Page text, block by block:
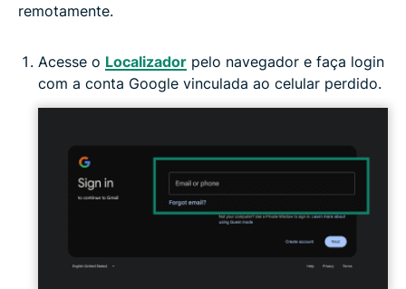
remotamente.
Acesse o Localizador pelo navegador e faça login
com a conta Google vinculada ao celular perdido.